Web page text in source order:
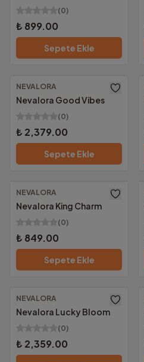
(0)
₺ 899.00
Sepete Ekle
NEVALORA
Nevalora Good Vibes
(0)
₺ 2,379.00
Sepete Ekle
NEVALORA
Nevalora King Charm
(0)
₺ 849.00
Sepete Ekle
NEVALORA
Nevalora Lucky Bloom
(0)
₺ 2,359.00